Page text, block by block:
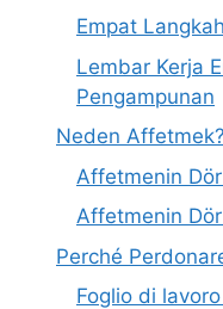
Empat
Lembar Kerja
Pengampunan
Neden Affetmek?
Affetmenin
Affetmenin Dört
Perché
Foglio di